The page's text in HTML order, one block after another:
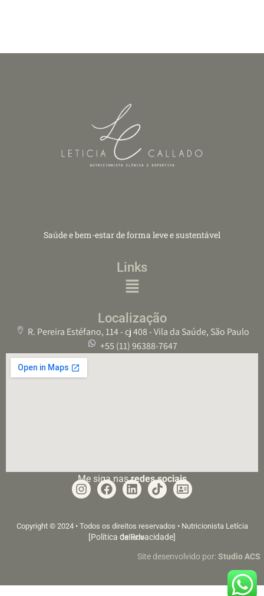
Saúde e bem-estar de forma leve e sustentável
Links
Localização
R. Pereira Estéfano, 114 - cj 408 - Vila da Saúde, São Paulo
+55 (11) 96388-7647
Me siga nasredes sociais
Copyright © 2024 • Todos os direitos reservados • Nutricionista Letícia
Callado
[Política de Privacidade]
Site desenvolvido por:Studio ACS